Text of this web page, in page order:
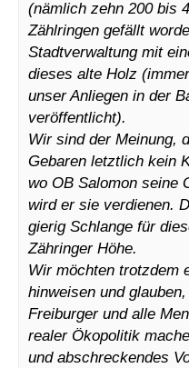
(nämlich zehn 200 bis
Zählringen gefällt
Stadtverwaltung mit
dieses alte Holz
unser Anliegen in der
veröffentlicht).
Wir sind der Meinung,
Gebaren letztlich kein
wo OB Salomon seine
wird er sie verdienen.
gierig Schlange für
Zähringer Höhe.
Wir möchten trotzdem
hinweisen und
Freiburger und alle
realer Ökopolitik
und abschreckendes